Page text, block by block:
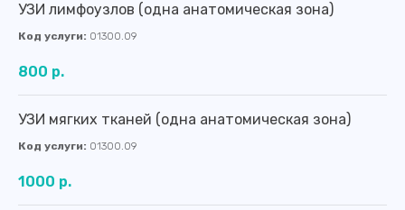
УЗИ лимфоузлов (одна анатомическая зона)
Код услуги: 01300.09
800 р.
УЗИ мягких тканей (одна анатомическая зона)
Код услуги: 01300.09
1000 р.